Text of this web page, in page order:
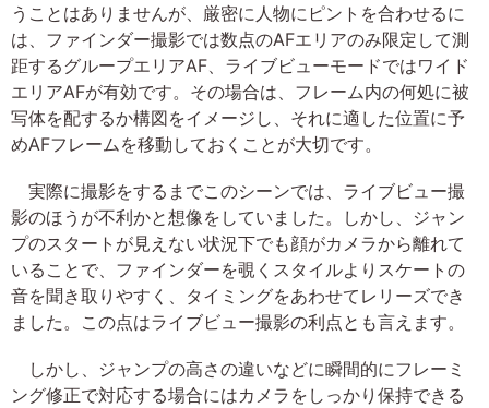
うことはありませんが、厳密に人物にピントを合わせるに
は、ファインダー撮影では数点のAFエリアのみ限定して測
距するグループエリアAF、ライブビューモードではワイド
エリアAFが有効です。その場合は、フレーム内の何処に被
写体を配するか構図をイメージし、それに適した位置に予
めAFフレームを移動しておくことが大切です。
実際に撮影をするまでこのシーンでは、ライブビュー撮
影のほうが不利かと想像をしていました。しかし、ジャン
プのスタートが見えない状況下でも顔がカメラから離れて
いることで、ファインダーを覗くスタイルよりスケートの
音を聞き取りやすく、タイミングをあわせてレリーズでき
ました。この点はライブビュー撮影の利点とも言えます。
しかし、ジャンプの高さの違いなどに瞬間的にフレーミ
ング修正で対応する場合にはカメラをしっかり保持できる